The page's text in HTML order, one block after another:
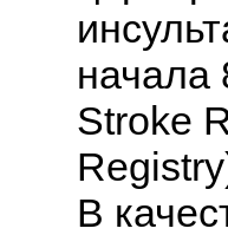
начала
Stroke
В